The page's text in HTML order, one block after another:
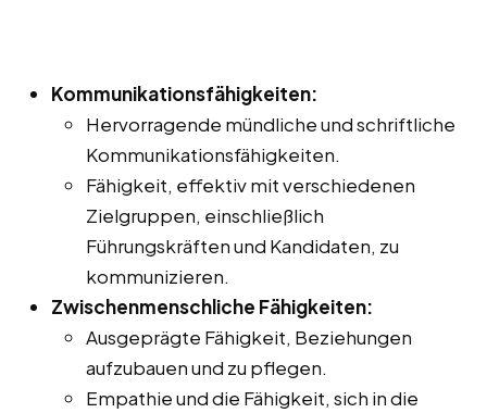
Kommunikationsfähigkeiten:
Hervorragende mündliche und schriftliche
Kommunikationsfähigkeiten.
Fähigkeit, effektiv mit verschiedenen
Zielgruppen, einschließlich
Führungskräften und Kandidaten, zu
kommunizieren.
Zwischenmenschliche Fähigkeiten:
Ausgeprägte Fähigkeit, Beziehungen
aufzubauen und zu pflegen.
Empathie und die Fähigkeit, sich in die